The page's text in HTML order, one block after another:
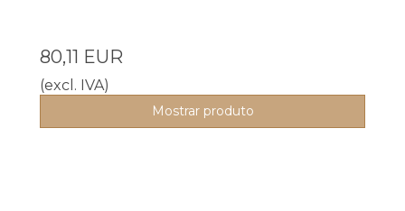
80,11 EUR
(excl. IVA)
Mostrar produto